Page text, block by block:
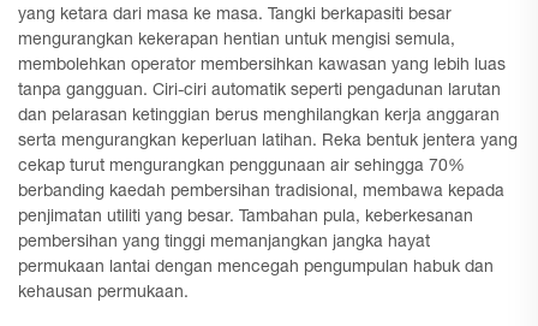
yang ketara dari masa ke masa. Tangki berkapasiti besar
mengurangkan kekerapan hentian untuk mengisi semula,
membolehkan operator membersihkan kawasan yang lebih luas
tanpa gangguan. Ciri-ciri automatik seperti pengadunan larutan
dan pelarasan ketinggian berus menghilangkan kerja anggaran
serta mengurangkan keperluan latihan. Reka bentuk jentera yang
cekap turut mengurangkan penggunaan air sehingga 70%
berbanding kaedah pembersihan tradisional, membawa kepada
penjimatan utiliti yang besar. Tambahan pula, keberkesanan
pembersihan yang tinggi memanjangkan jangka hayat
permukaan lantai dengan mencegah pengumpulan habuk dan
kehausan permukaan.